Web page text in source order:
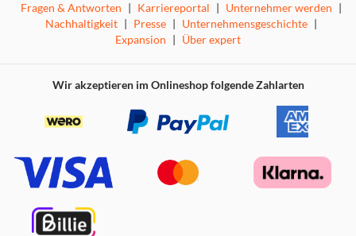
Fragen & Antworten | Karriereportal | Unternehmer werden |
Nachhaltigkeit | Presse | Unternehmensgeschichte |
Expansion | Über expert
Wir akzeptieren im Onlineshop folgende Zahlarten